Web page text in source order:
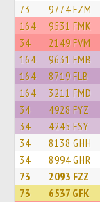
73 9774 FZM
164 9531 FMK
34 2149 FVM
164 9631 FMB
164 8719 FLB
164 3211 FMD
34 4928 FYZ
34 4245 FSY
34 8138 GHH
34 8994 GHR
73 2093 FZZ
73 6537 GFK